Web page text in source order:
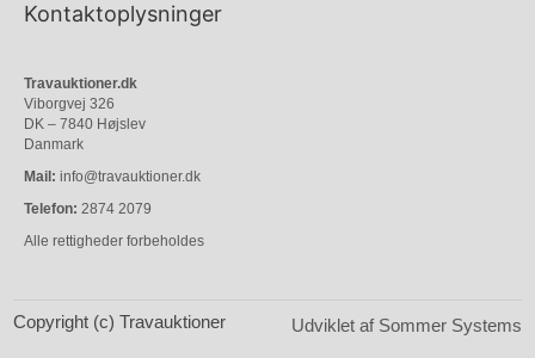
Kontaktoplysninger
Travauktioner.dk
Viborgvej 326
DK – 7840 Højslev
Danmark
Mail: info@travauktioner.dk
Telefon: 2874 2079
Alle rettigheder forbeholdes
Copyright (c) Travauktioner Udviklet af Sommer Systems